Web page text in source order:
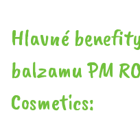
Hlavné
balzamu PM
Cosmetics: